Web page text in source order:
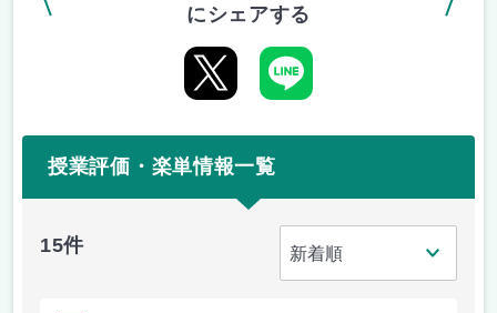
にシェアする
授業評価・楽単情報一覧
15件